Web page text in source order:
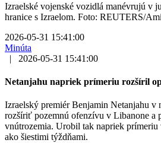
Izraelské vojenské vozidlá manévrujú v
hranice s Izraelom. Foto: REUTERS/
2026-05-31 15:41:00
Minúta
|
2026-05-31 15:41:00
Netanjahu napriek prímeriu rozšíril
Izraelský premiér Benjamin Netanjahu v
rozšíriť pozemnú ofenzívu v Libanone a
vnútrozemia. Urobil tak napriek prímeriu
ako šiestimi týždňami.